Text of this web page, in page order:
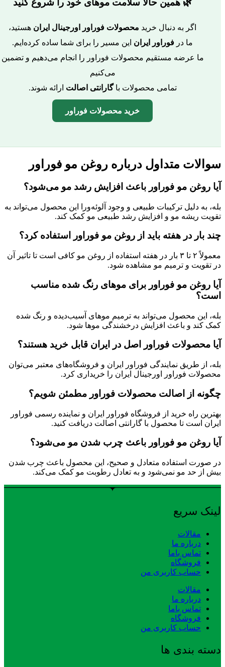
اگر به دنبال خرید محصولات فوراور اورجینال ایران هستید،
ما در فوراور ایران این مسیر را برای شما ساده کرده‌ایم.
ما عرضه مستقیم محصولات فوراور را انجام می‌دهیم و تضمین
می‌کنیم
تمامی محصولات باگارانتی اصالت ارائه شوند.
خرید محصولات فوراور
سوالات متداول درباره روغن مو فوراور
آیا روغن مو فوراور باعث افزایش رشد مو می‌شود؟
بله، به دلیل ترکیبات طبیعی و وجود آلوئه‌ورا این محصول می‌تواند به
تقویت ریشه مو و افزایش رشد طبیعی مو کمک کند.
چند بار در هفته باید از روغن مو فوراور استفاده کرد؟
معمولاً ۲ تا ۳ بار در هفته استفاده از روغن مو کافی است تا تاثیر آن
در تقویت و ترمیم مو مشاهده شود.
آیا روغن مو فوراور برای موهای رنگ شده مناسب
است؟
بله، این محصول می‌تواند به ترمیم موهای آسیب‌دیده و رنگ شده
کمک کند و باعث افزایش درخشندگی موها شود.
آیا محصولات فوراور اصل در ایران قابل خرید هستند؟
بله، از طریق نمایندگی فوراور ایران و فروشگاه‌های معتبر می‌توان
محصولات فوراور اورجینال ایران را خریداری کرد.
چگونه از اصالت محصولات فوراور مطمئن شویم؟
بهترین راه خرید از فروشگاه فوراور ایران و نماینده رسمی فوراور
ایران است تا محصول با گارانتی اصالت دریافت کنید.
آیا روغن مو فوراور باعث چرب شدن مو می‌شود؟
در صورت استفاده متعادل و صحیح، این محصول باعث چرب شدن
بیش از حد مو نمی‌شود و به تعادل رطوبت مو کمک می‌کند.
لینک سریع
مقالات
درباره ما
تماس باما
فروشگاه
حساب کاربری من
مقالات
درباره ما
تماس باما
فروشگاه
حساب کاربری من
دسته بندی ها